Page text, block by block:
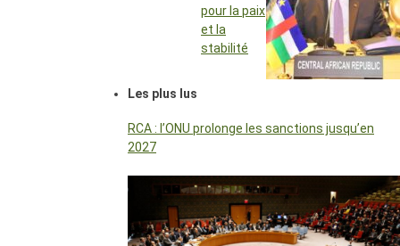
pour la paix
et la
stabilité
Les plus lus
RCA : l’ONU prolonge les sanctions jusqu’en
2027